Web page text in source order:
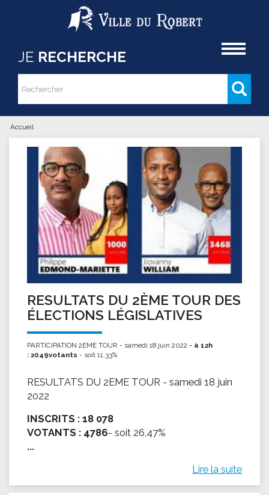
Aller au contenu principal
JE RECHERCHE
Formulaire de recherche
Rechercher
Vous êtes ici
Accueil
RESULTATS DU 2ÈME TOUR DES
ÉLECTIONS LÉGISLATIVES
PARTICIPATION 2EME TOUR - samedi 18 juin 2022 - à 12h
: 2049votants - soit 11,33%
RESULTATS DU 2EME TOUR - samedi 18 juin
2022
INSCRITS : 18 078
VOTANTS : 4786- soit 26,47%
...
Lire la suite